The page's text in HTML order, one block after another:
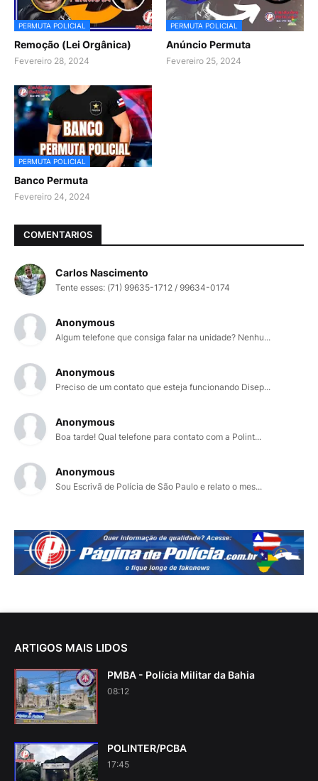
PERMUTA POLICIAL
Remoção (Lei Orgânica)
Fevereiro 28, 2024
PERMUTA POLICIAL
Anúncio Permuta
Fevereiro 25, 2024
PERMUTA POLICIAL
Banco Permuta
Fevereiro 24, 2024
COMENTARIOS
Carlos Nascimento
Tente esses: (71) 99635-1712 / 99634-0174
Anonymous
Algum telefone que consiga falar na unidade? Nenhu...
Anonymous
Preciso de um contato que esteja funcionando Disep...
Anonymous
Boa tarde! Qual telefone para contato com a Polint...
Anonymous
Sou Escrivã de Polícia de São Paulo e relato o mes...
ARTIGOS MAIS LIDOS
PMBA - Polícia Militar da Bahia
08:12
POLINTER/PCBA
17:45